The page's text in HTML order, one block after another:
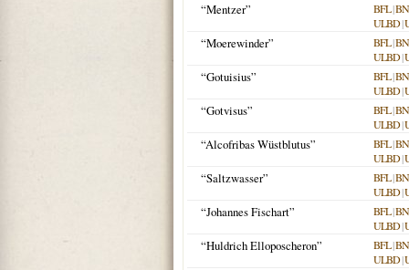
“Mentzer” BFL|
ULBD|
“Moerewinder” BFL|
ULBD|
“Gotuisius” BFL|
ULBD|
“Gotvisus” BFL|
ULBD|
“Alcofribas Wüstblutus” BFL|
ULBD|
“Saltzwasser” BFL|
ULBD|
“Johannes Fischart” BFL|
ULBD|
“Huldrich Elloposcheron” BFL|
ULBD|